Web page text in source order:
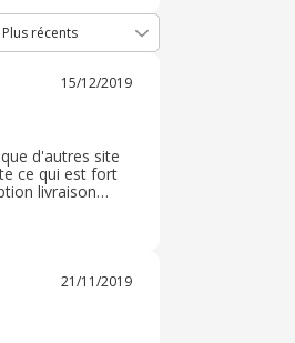
15/12/2019
d'autres site
ce qui est fort
livraison
brochures vu
21/11/2019